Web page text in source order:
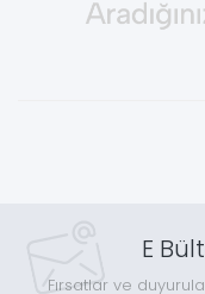
E
Fırsatlar ve